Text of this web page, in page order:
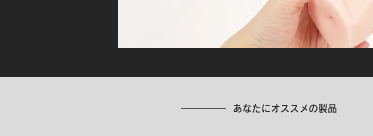
​あなたにオススメの製品